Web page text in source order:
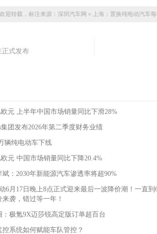
欢迎转载，标注来源： 深圳汽车网 » 上海：置换纯电动汽车
正式发布
元 上半年中国市场销量同比下滑28%
团发布2026年第二季度财务业绩
辆纯电动车下线
元 中国市场销量同比下降20.4%
：2030年新能源汽车渗透率将超90%
6月17日晚上8点正式迎来最后一波降价潮！一直
袭，错过等一年！
极氪9X迈莎锐高定版订单超百台
系统如何赋能车队管控？